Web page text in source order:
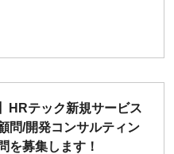
HRテック新規サービス
問/開発コンサルティン
を募集します！